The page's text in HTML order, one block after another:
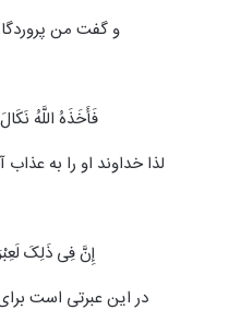
و گفت من
فَأَخَذَهُ اللَّهُ نَکَالَ
لذا خداوند او را به عذاب
إِنَّ فِی ذَلِکَ
در این عبرتی است